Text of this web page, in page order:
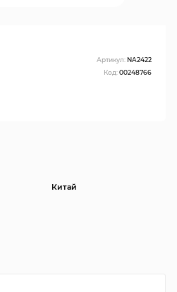
Китай
Артикул: NA2422
Код:00248766